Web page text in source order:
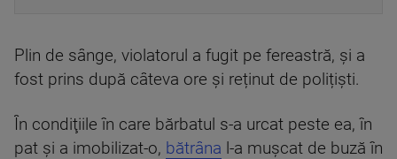
Plin de sânge, violatorul a fugit pe fereastră, și a
fost prins după câteva ore și reținut de polițiști.
În condiţiile în care bărbatul s-a urcat peste ea, în
pat şi a imobilizat-o, bătrâna l-a muşcat de buză în